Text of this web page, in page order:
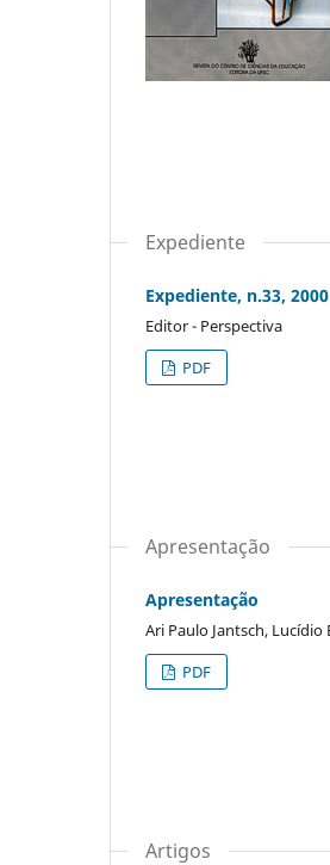
Expediente
Expediente, n.33, 2000
Editor - Perspectiva
PDF
Apresentação
Apresentação
Ari Paulo Jantsch,
PDF
Artigos